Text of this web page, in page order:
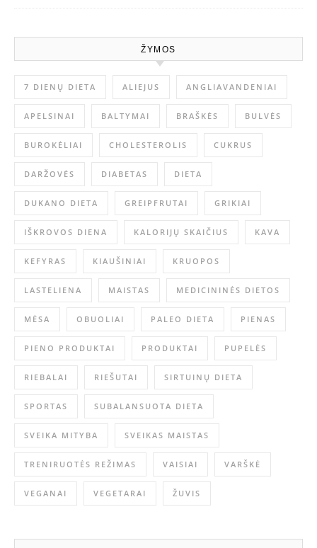
ŽYMOS
7 DIENŲ DIETA ALIEJUS ANGLIAVANDENIAI
APELSINAI BALTYMAI BRAŠKĖS BULVĖS
BUROKĖLIAI CHOLESTEROLIS CUKRUS
DARŽOVĖS DIABETAS DIETA
DUKANO DIETA GREIPFRUTAI GRIKIAI
IŠKROVOS DIENA KALORIJŲ SKAIČIUS KAVA
KEFYRAS KIAUŠINIAI KRUOPOS
LASTELIENA MAISTAS MEDICININĖS DIETOS
MĖSA OBUOLIAI PALEO DIETA PIENAS
PIENO PRODUKTAI PRODUKTAI PUPELĖS
RIEBALAI RIEŠUTAI SIRTUINŲ DIETA
SPORTAS SUBALANSUOTA DIETA
SVEIKA MITYBA SVEIKAS MAISTAS
TRENIRUOTĖS REŽIMAS VAISIAI VARŠKĖ
VEGANAI VEGETARAI ŽUVIS